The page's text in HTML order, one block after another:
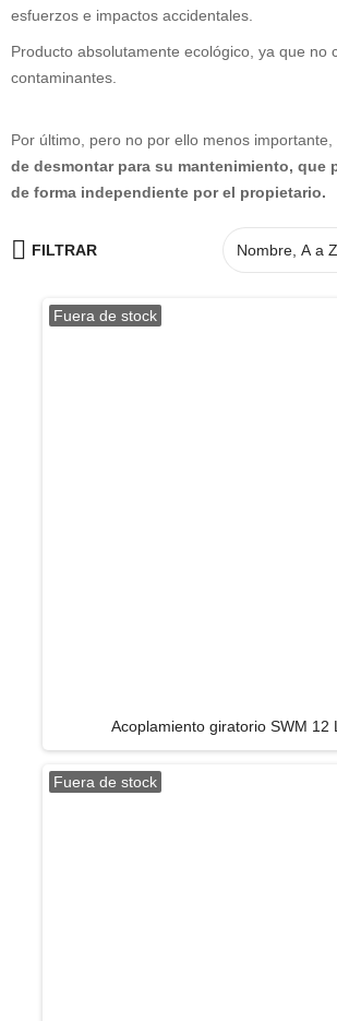
esfuerzos e impactos accidentales.
Producto absolutamente ecológico, ya que no
contaminantes.
Por último, pero no por ello menos
de desmontar para su mantenimiento, que
de forma independiente por el propietario.
FILTRAR
Fuera de stock
Acoplamiento giratorio SWM 12
Fuera de stock